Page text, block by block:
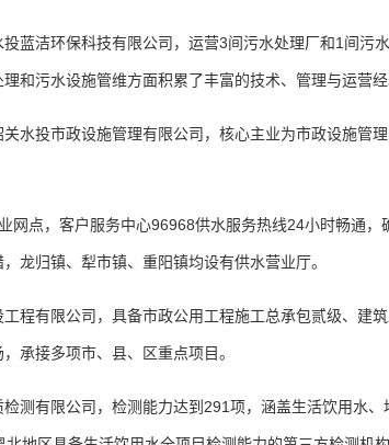
洁环保科技有限公司，运营3间污水处理厂和1间污
和污水设施管维方面积累了丰富的技术、管理与运营经
投市政设施管理有限公司，核心主业为市政设施管
点，客户服务中心96968供水服务热线24小时畅通，
龙归镇、犁市镇、重阳镇均设有供水营业厅。
有限公司，具备市政公用工程施工总承包贰级、建
承接多项市、县、区重点项目。
有限公司，检测能力达到291项，涵盖生活饮用水、